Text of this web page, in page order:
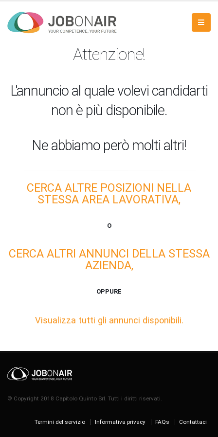
Attenzione!
L'annuncio al quale volevi candidarti
non è più disponibile.
Ne abbiamo però molti altri!
CERCA ALTRE POSIZIONI NELLA
STESSA AREA LAVORATIVA,
O
CERCA ALTRI ANNUNCI DELLA STESSA
AZIENDA,
OPPURE
Visualizza tutti gli annunci disponibili.
© Copyright 2018 Capitolo Quinto Srl. Tutti i diritti riservati.
Termini del servizio Informativa privacy FAQs Contattaci